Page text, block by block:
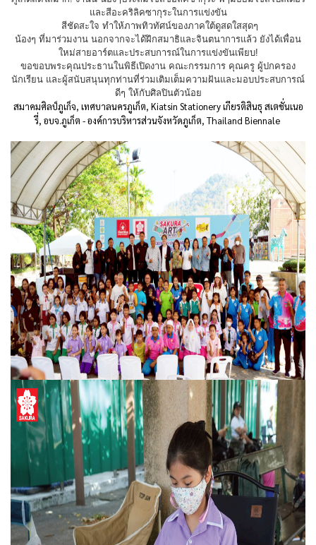
และสีอะคริลิคซากุระในการแข่งขัน
สีชัดสะใจ ทำให้ภาพทิวทัศน์ของภาคใต้ดูสดใสสุดๆ
น้องๆ ที่มาร่วมงาน นอกจากจะได้ฝึกสมาธิและจินตนาการแล้ว ยังได้เพื่อน
ใหม่สายอาร์ตและประสบการณ์ในการแข่งขันเพียบ!
ขอขอบพระคุณประธานในพิธีเปิดงาน คณะกรรมการ คุณครู ผู้ปกครอง
นักเรียน และผู้สนับสนุนทุกท่านที่ร่วมเติมเต็มความฝันและมอบประสบการณ์
ดีๆ ให้กับศิลปินตัวน้อย
สมาคมศิลป์ภูเก็จ, เทศบาลนครภูเก็ต, Kiatsin Stationery เกียรติสินธุ สเตชั่นเนอ
รี่, อบจ.ภูเก็ต - องค์การบริหารส่วนจังหวัดภูเก็ต, Thailand Biennale